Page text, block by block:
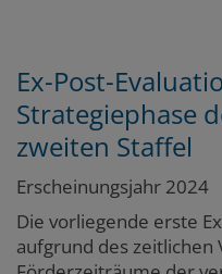
Ex-Post-
Strategiephase
zweiten Staffel
Erscheinungsjahr 2024
Die vorliegende erste
aufgrund des zeitlichen